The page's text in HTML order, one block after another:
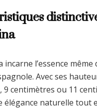
incarne l’essence même
Avec ses
9 centimètres ou 11
élégance naturelle tout